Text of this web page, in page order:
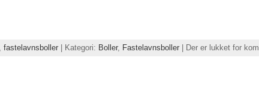
fastelavnsboller| Kategori: Boller, Fastelavnsboller| Der er lukket for